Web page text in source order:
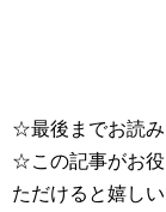
☆最後までお読み
☆この記事がお役
ただけると嬉しい